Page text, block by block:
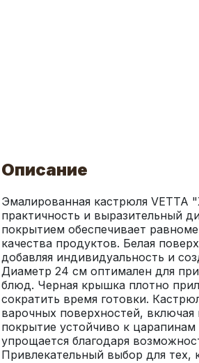
Описание
Эмалированная кастрюля VETTA
практичность и выразительный
покрытием обеспечивает
качества продуктов. Белая
добавляя индивидуальность и
Диаметр 24 см оптимален для
блюд. Черная крышка плотно
сократить время готовки.
варочных поверхностей,
покрытие устойчиво к
упрощается благодаря
Привлекательный выбор для тех,